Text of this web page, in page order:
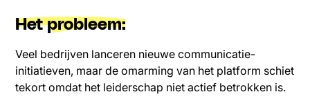
Het probleem:
Veel bedrijven lanceren nieuwe communicatie-
initiatieven, maar de omarming van het platform schiet
tekort omdat het leiderschap niet actief betrokken is.